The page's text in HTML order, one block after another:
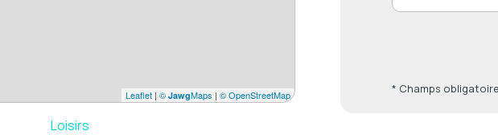
Leaflet | © JawgMaps | © OpenStreetMap
Loisirs
* Champs